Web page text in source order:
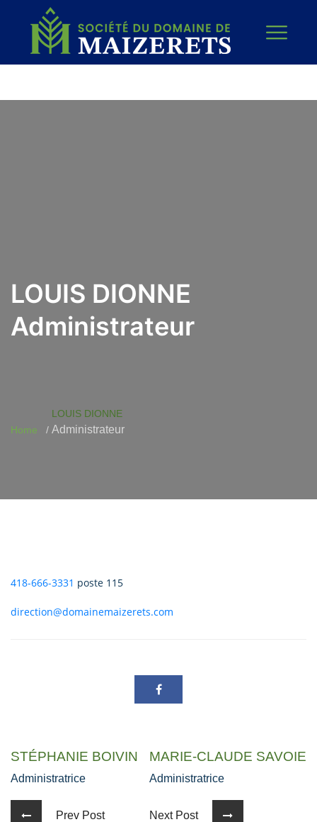
LOUIS DIONNE
Administrateur
Home
LOUIS DIONNE
Administrateur
418-666-3331 poste 115
direction@domainemaizerets.com
STÉPHANIE BOIVIN
Administratrice
Prev Post
MARIE-CLAUDE SAVOIE
Administratrice
Next Post